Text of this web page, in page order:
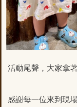
活動尾聲，大家拿
感謝每一位來到現